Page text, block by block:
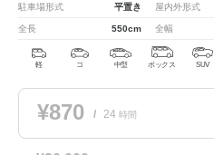
駐車場形式 平置き 屋内外形式
全長 550cm 全幅
軽 コ 中型 ボックス SUV
¥870 / 24 時間